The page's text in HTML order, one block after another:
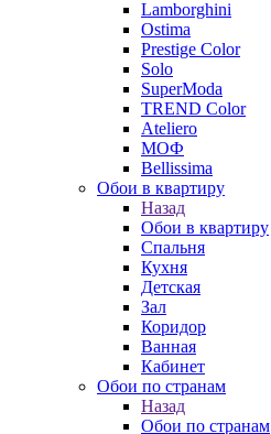
Lamborghini
Ostima
Prestige Color
Solo
SuperModa
TREND Color
Ateliero
МОФ
Bellissima
Обои в квартиру
Назад
Обои в квартиру
Спальня
Кухня
Детская
Зал
Коридор
Ванная
Кабинет
Обои по странам
Назад
Обои по странам